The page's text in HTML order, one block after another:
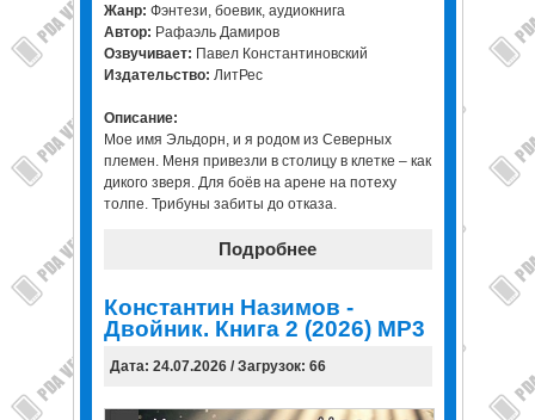
Жанр: Фэнтези, боевик, аудиокнига
Автор: Рафаэль Дамиров
Озвучивает: Павел Константиновский
Издательство: ЛитРес
Описание:
Мое имя Эльдорн, и я родом из Северных
племен. Меня привезли в столицу в клетке – как
дикого зверя. Для боёв на арене на потеху
толпе. Трибуны забиты до отказа.
Подробнее
Константин Назимов -
Двойник. Книга 2 (2026) МР3
Дата: 24.07.2026 / Загрузок: 66